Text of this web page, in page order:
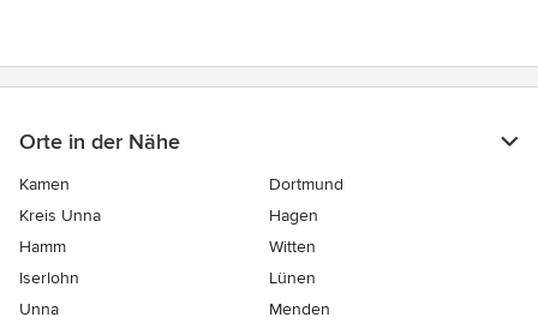
Orte in der Nähe
Kamen
Dortmund
Kreis Unna
Hagen
Hamm
Witten
Iserlohn
Lünen
Unna
Menden